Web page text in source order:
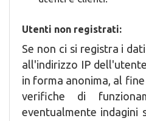
Utenti non registrati:
Se non ci si registra i
all'indirizzo IP
in forma anonima, al
verifiche di
eventualmente indagini